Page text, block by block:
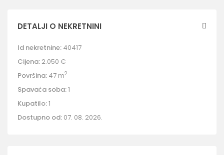
DETALJI O NEKRETNINI
Id nekretnine: 40417
Cijena: 2.050 €
Površina: 47 m2
Spavaća soba:1
Kupatilo:1
Dostupno od: 07. 08. 2026.